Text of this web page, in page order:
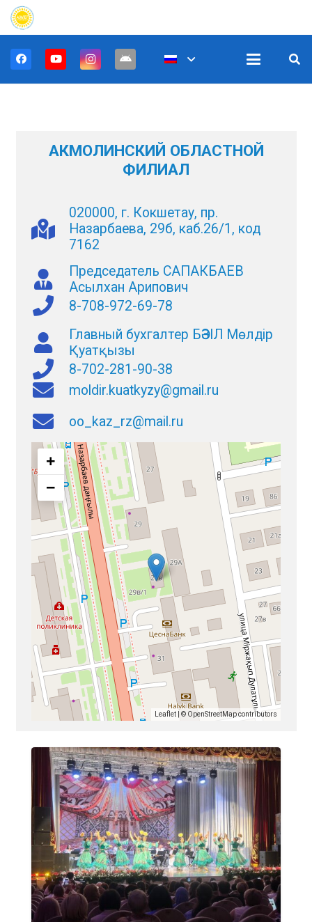
АКМОЛИНСКИЙ ОБЛАСТНОЙ
ФИЛИАЛ
020000, г. Кокшетау, пр.
Назарбаева, 29б, каб.26/1, код
7162
Председатель САПАКБАЕВ
Асылхан Арипович
8-708-972-69-78
Главный бухгалтер БӘЗІЛ Мөлдір
Қуатқызы
8-702-281-90-38
moldir.kuatkyzy@gmail.ru
oo_kaz_rz@mail.ru
+
−
Leaflet | © OpenStreetMapcontributors